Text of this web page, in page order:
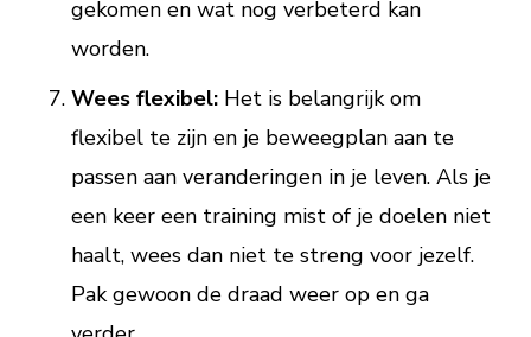
gekomen en wat nog verbeterd kan
worden.
Wees flexibel:Het is belangrijk om
flexibel te zijn en je beweegplan aan te
passen aan veranderingen in je leven. Als je
een keer een training mist of je doelen niet
haalt, wees dan niet te streng voor jezelf.
Pak gewoon de draad weer op en ga